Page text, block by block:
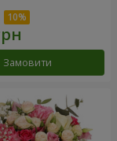
Замовити